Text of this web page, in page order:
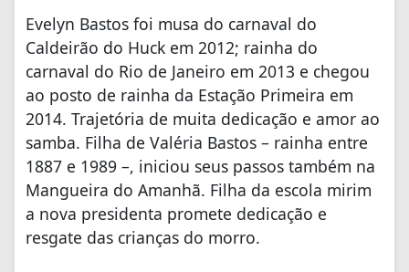
Evelyn Bastos foi musa do carnaval do
Caldeirão do Huck em 2012; rainha do
carnaval do Rio de Janeiro em 2013 e chegou
ao posto de rainha da Estação Primeira em
2014. Trajetória de muita dedicação e amor ao
samba. Filha de Valéria Bastos – rainha entre
1887 e 1989 –, iniciou seus passos também na
Mangueira do Amanhã. Filha da escola mirim
a nova presidenta promete dedicação e
resgate das crianças do morro.